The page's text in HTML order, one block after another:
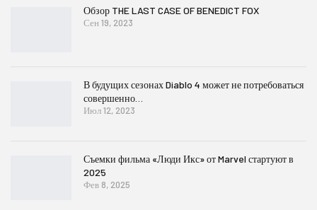
Обзор THE LAST CASE OF BENEDICT FOX
Сен 19, 2023
В будущих сезонах Diablo 4 может не потребоваться
совершенно…
Июл 12, 2023
Съемки фильма «Люди Икс» от Marvel стартуют в
2025
Фев 8, 2025